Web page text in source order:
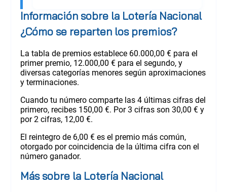
Información sobre la Lotería Nacional
¿Cómo se reparten los premios?
La tabla de premios establece 60.000,00 € para el
primer premio, 12.000,00 € para el segundo, y
diversas categorías menores según aproximaciones
y terminaciones.
Cuando tu número comparte las 4 últimas cifras del
primero, recibes 150,00 €. Por 3 cifras son 30,00 € y
por 2 cifras, 12,00 €.
El reintegro de 6,00 € es el premio más común,
otorgado por coincidencia de la última cifra con el
número ganador.
Más sobre la Lotería Nacional